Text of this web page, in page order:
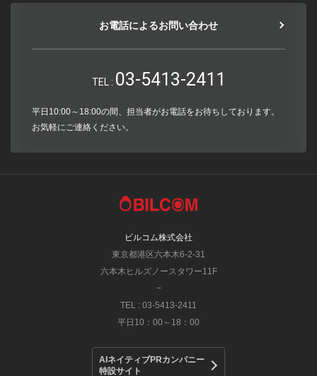
お電話によるお問い合わせ
TEL : 03-5413-2411
平日10:00～18:00の間、担当者がお電話をお待ちしております。
お気軽にご連絡ください。
ビルコム株式会社
東京都港区六本木6-2-31
六本木ヒルズノースタワー11F
−
TEL : 03-5413-2411
平日10：00～18：00
AIネイティブPRカンパニー
特設サイト